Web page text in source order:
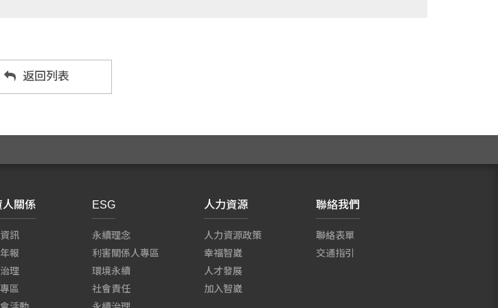
返回列表
人關係
訊
報
理
區
ESG
永續理念
利害關係人專區
環境永續
社會責任
人力資源
人力資源政策
幸福智崴
人才發展
加入智崴
聯絡我們
聯絡表單
交通指引